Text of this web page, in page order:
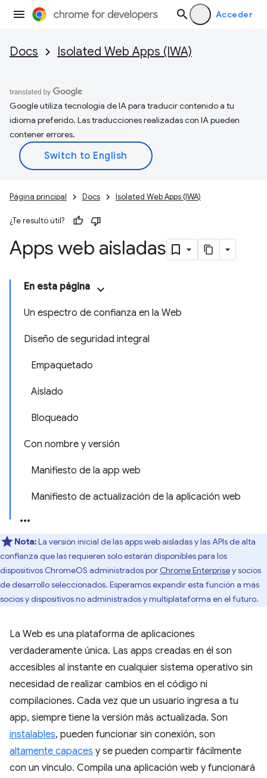
Acceder
Docs Isolated Web Apps (IWA)
Google utiliza tecnología de IA para traducir contenido a tu
idioma preferido. Las traducciones realizadas con IA pueden
contener errores.
Página principal Docs Isolated Web Apps (IWA)
¿Te resultó útil?
Apps web aisladas
En esta página
Un espectro de confianza en la Web
Diseño de seguridad integral
Empaquetado
Aislado
Bloqueado
Con nombre y versión
Manifiesto de la app web
Manifiesto de actualización de la aplicación web
Nota:La versión inicial de las apps web aisladas y las APIs de alta
confianza que las requieren solo estarán disponibles para los
dispositivos ChromeOS administrados por Chrome Enterprisey socios
de desarrollo seleccionados. Esperamos expandir esta función a más
socios y dispositivos no administrados y multiplataforma en el futuro.
La Web es una plataforma de aplicaciones
verdaderamente única. Las apps creadas en él son
accesibles al instante en cualquier sistema operativo sin
necesidad de realizar cambios en el código ni
compilaciones. Cada vez que un usuario ingresa a tu
app, siempre tiene la versión más actualizada. Son
instalables, pueden funcionar sin conexión, son
altamente capaces y se pueden compartir fácilmente
con un vínculo. Compila una aplicación web y funcionará